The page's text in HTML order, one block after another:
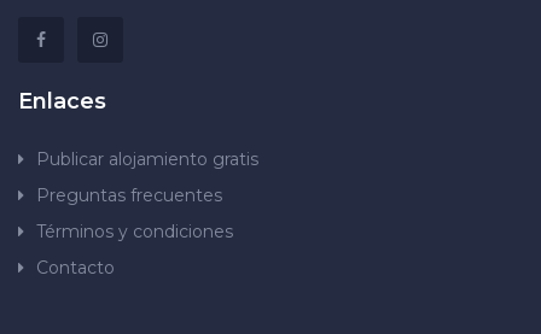
Enlaces
Publicar alojamiento gratis
Preguntas frecuentes
Términos y condiciones
Contacto